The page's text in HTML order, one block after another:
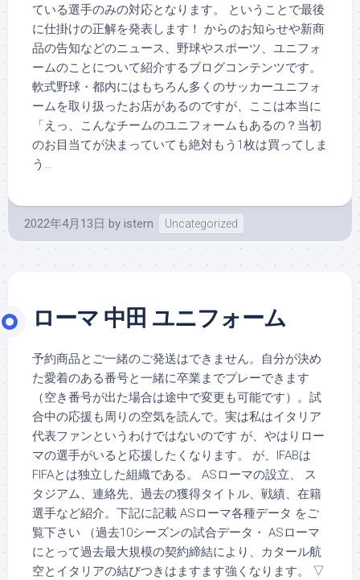
ている選手のみの対応となります。 ということで最後
に仕掛けの正解を発表します！ からのお知らせや新商
品の告知などのニュース、野球やスポーツ、ユニフォ
ームのことについて紹介するブログコンテンツです。
軟式野球・都内にはもちろん多くのサッカーユニフォ
ームを取り扱ったお店があるのですが、ここは本当に
「えっ、こんなチームのユニフォームもあるの？当初
のお目当てが決まっていても絶対もう1枚は買ってしま
う…
2022年4月13日 by istern Uncategorized
ローマ 中田 ユニフォーム
予約商品とご一緒のご発送はできません。自分が決め
た愛着のある番号と一緒に卒業までプレーできます
（空き番号が出た場合は途中で変更も可能です）。試
合中の応援も周りの空気を読んで。実は私はイタリア
代表ファンというわけではないのです が、やはりロー
マの選手がいると応援したくなります。 が、IFABは
FIFAとは独立した組織である。 ASローマの設立、 ス
タジアム、連絡先、過去の獲得タイトル、戦績、在籍
選手など紹介。下記に記載 ASローマ各種データ をご
覧下さい （過去10シーズンの試合データ・ ASローマ
にとって過去最大規模の契約締結により、カタール航
空とイタリアの結びつきはますます強くなります。 ▽